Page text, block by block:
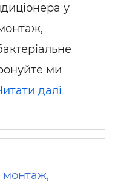
у
ми
далі
монтаж,